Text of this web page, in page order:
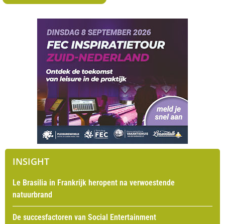
INSIGHT
Le Brasilia in Frankrijk heropent na verwoestende
natuurbrand
De succesfactoren van Social Entertainment